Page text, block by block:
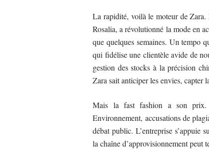
La rapidité, voilà le moteur de Zara.
Rosalia, a révolutionné la mode en
que quelques semaines. Un tempo
qui fidélise une clientèle avide de
gestion des stocks à la précision
Zara sait anticiper les envies, capter
Mais la fast fashion a son prix.
Environnement, accusations de
débat public. L’entreprise s’appuie
la chaîne d’approvisionnement peut